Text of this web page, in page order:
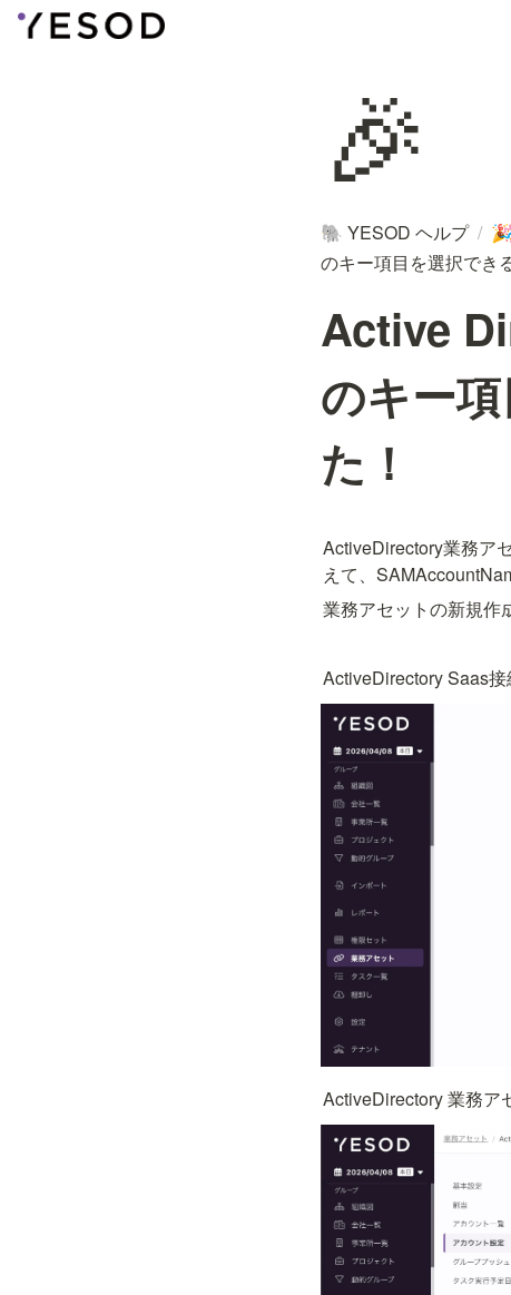
🎉
🐘 YESOD ヘルプ / 🎉
のキー項目を選択でき
Active
のキー
た！
ActiveDirectory業務ア
えて、
業務アセットの新規作
ActiveDirectory Saas
ActiveDirectory 業務ア